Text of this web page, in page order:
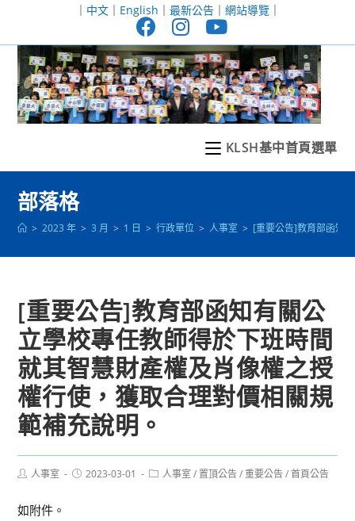
至
｜ 中文｜ English ｜ 最新公告｜ 網站導覽｜
KLSH基中首頁選單
部落格
> 2023 年 > 3 月 > 1 日 > 行政單位 > 人事室 > [重要公告]教育部函知
[重要公告]教育部函知有關公
立學校專任教師得於下班時間
就其智慧財產權及肖像權之授
權行使，獲取合理對價相關規
範補充說明。
Post人事室
Post2023-03-01
Post人事室 / 置頂公告 / 重要公告 / 首頁公告
如附件。